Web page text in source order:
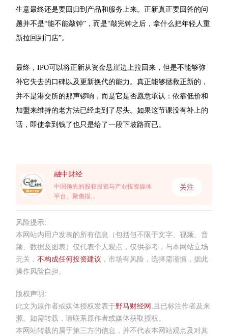
生意最终还是要回归到产品和服务上来。正新真正要回答的问
题并不是“能不能敲钟”，而是“敲完钟之后，拿什么把年轻人重
新拉回到门店”。
最终，IPO可以将正新从资金悬崖边上拉回来，但是不能够弥
补它失去的口碑以及更新换代的能力。真正能够拯救正新的，
并不是港交所的那声锣响，而是它是否愿意承认：依靠低价和
加盟来维持的老方法已经走到了尽头。如果这节课没有补上的
话，即使拿到钱了也只是给了一段下坡路而已。
融中财经
中国领先的股权投资与产业投资媒体
平台。聚焦报...
关注
风险提示:
本网站内用户发表的所有信息（包括但不限于文字、视频、音
频、数据及图表）仅代表个人观点，仅供参考，与本网站立场
无关， 不构成任何投资建议 ，市场有风险，选择需谨慎，据此
操作风险自担。
版权声明:
此文为原作者或媒体授权发表于野马财经网,且已标注作者及来
源。如需转载，请联系原作者或媒体获取授权。
本网站转载的属于第三方的信息，并不代表本网站观点及对其